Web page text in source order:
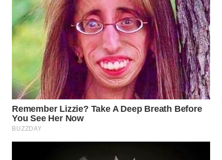
WN
MADURA
WN
SURABAYA
WN
NATUNA
WN
BINTAN